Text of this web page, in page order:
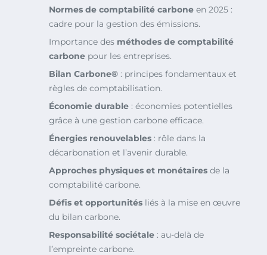
Normes de comptabilité carbone en 2025 :
cadre pour la gestion des émissions.
Importance des méthodes de comptabilité
carbone pour les entreprises.
Bilan Carbone® : principes fondamentaux et
règles de comptabilisation.
Économie durable : économies potentielles
grâce à une gestion carbone efficace.
Énergies renouvelables : rôle dans la
décarbonation et l’avenir durable.
Approches physiques et monétaires de la
comptabilité carbone.
Défis et opportunités liés à la mise en œuvre
du bilan carbone.
Responsabilité sociétale : au-delà de
l’empreinte carbone.